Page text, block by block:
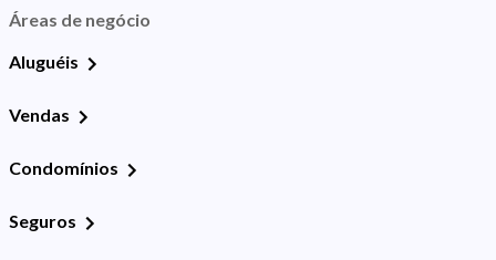
Áreas de negócio
Aluguéis
Vendas
Condomínios
Seguros